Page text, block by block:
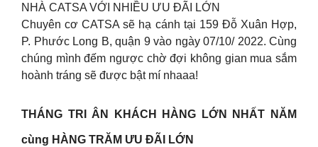
NHÀ CATSA VỚI NHIỀU ƯU ĐÃI LỚN
Chuyên cơ CATSA sẽ hạ cánh tại 159 Đỗ Xuân Hợp,
P. Phước Long B, quận 9 vào ngày 07/10/ 2022. Cùng
chúng mình đếm ngược chờ đợi không gian mua sắm
hoành tráng sẽ được bật mí nhaaa!
THÁNG TRI ÂN KHÁCH HÀNG LỚN NHẤT NĂM
cùng HÀNG TRĂM ƯU ĐÃI LỚN